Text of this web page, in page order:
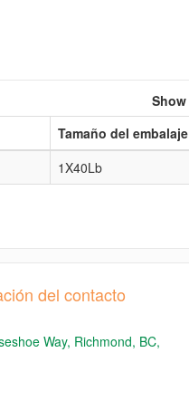
Show
Tamaño del embalaje
1X40Lb
del contacto
Way, Richmond, BC,